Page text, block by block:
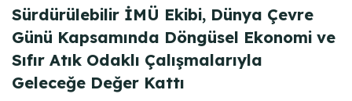
Sürdürülebilir İMÜ Ekibi, Dünya Çevre
Günü Kapsamında Döngüsel Ekonomi ve
Sıfır Atık Odaklı Çalışmalarıyla
Geleceğe Değer Kattı